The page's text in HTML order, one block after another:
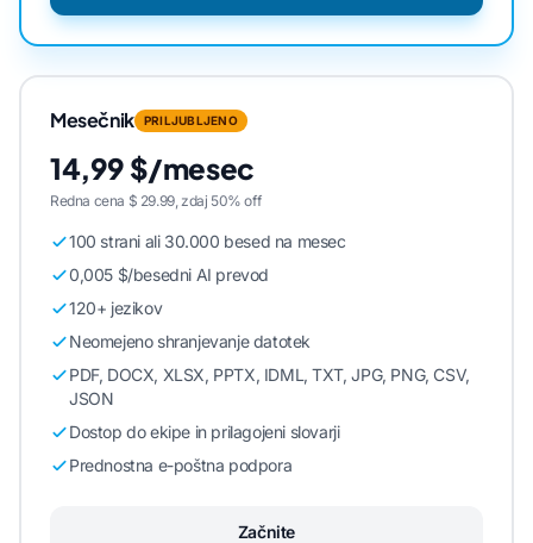
Mesečnik PRILJUBLJENO
14,99 $/mesec
Redna cena $ 29.99, zdaj 50% off
100 strani ali 30.000 besed na mesec
0,005 $/besedni AI prevod
120+ jezikov
Neomejeno shranjevanje datotek
PDF, DOCX, XLSX, PPTX, IDML, TXT, JPG, PNG, CSV,
JSON
Dostop do ekipe in prilagojeni slovarji
Prednostna e-poštna podpora
Začnite